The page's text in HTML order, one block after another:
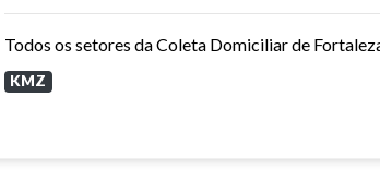
Todos os setores da Coleta Domiciliar de
KMZ